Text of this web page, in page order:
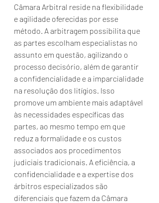
Câmara Arbitral reside na flexibilidade
e agilidade oferecidas por esse
método. A arbitragem possibilita que
as partes escolham especialistas no
assunto em questão, agilizando o
processo decisório, além de garantir
a confidencialidade e a imparcialidade
na resolução dos litígios. Isso
promove um ambiente mais adaptável
às necessidades específicas das
partes, ao mesmo tempo em que
reduz a formalidade e os custos
associados aos procedimentos
judiciais tradicionais. A eficiência, a
confidencialidade e a expertise dos
árbitros especializados são
diferenciais que fazem da Câmara